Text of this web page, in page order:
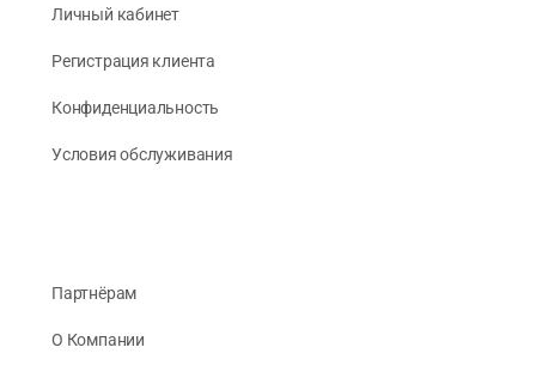
Личный кабинет
Регистрация клиента
Конфиденциальность
Условия обслуживания
Партнёрам
О Компании